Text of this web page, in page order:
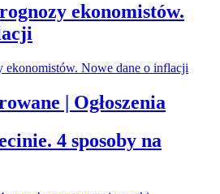
ekonomistów.
| Ogłoszenia
4 sposoby na